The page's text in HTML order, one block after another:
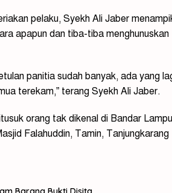
pelaku, Syekh Ali Jaber
apapun dan tiba-tiba menghunuskan
panitia sudah banyak, ada yang
terekam,” terang Syekh Ali Jaber.
orang tak dikenal di Bandar
Falahuddin, Tamin, Tanjungkarang